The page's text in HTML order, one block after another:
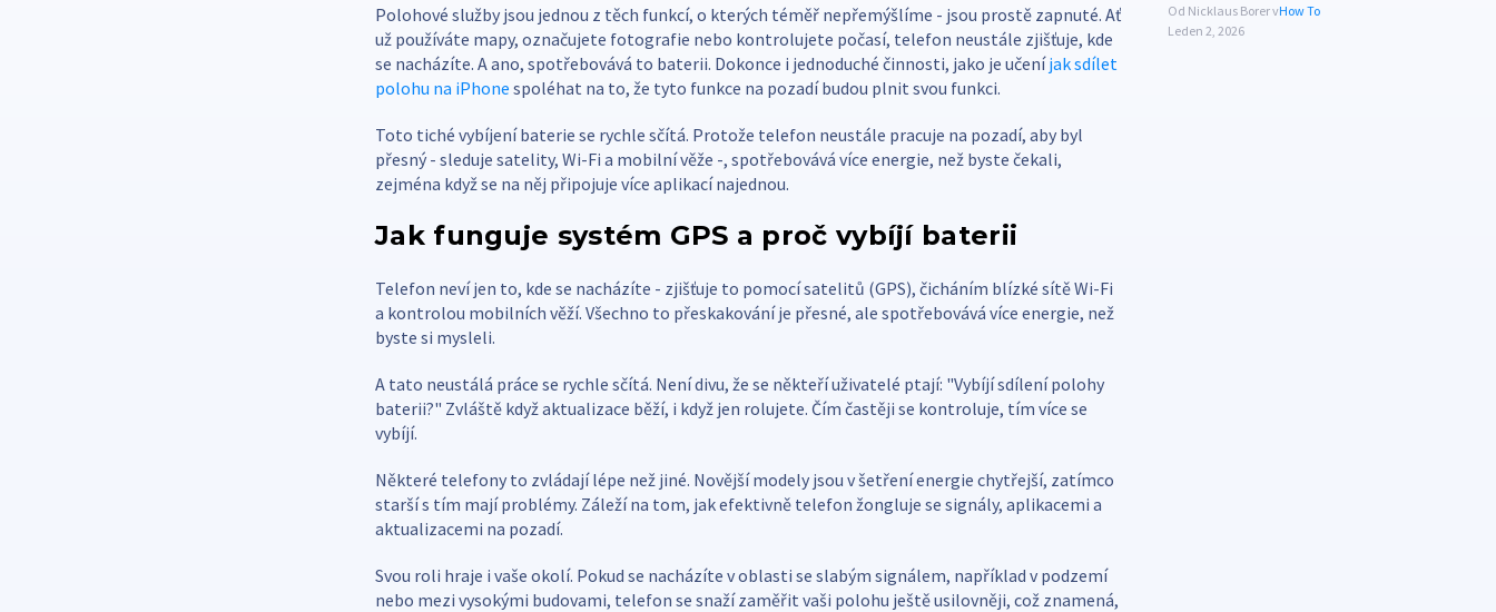
Polohové služby jsou jednou z těch funkcí, o kterých téměř nepřemýšlíme - jsou prostě zapnuté. Ať
už používáte mapy, označujete fotografie nebo kontrolujete počasí, telefon neustále zjišťuje, kde
se nacházíte. A ano, spotřebovává to baterii. Dokonce i jednoduché činnosti, jako je učeníjak sdílet
polohu na iPhone spoléhat na to, že tyto funkce na pozadí budou plnit svou funkci.
Toto tiché vybíjení baterie se rychle sčítá. Protože telefon neustále pracuje na pozadí, aby byl
přesný - sleduje satelity, Wi-Fi a mobilní věže -, spotřebovává více energie, než byste čekali,
zejména když se na něj připojuje více aplikací najednou.
Jak funguje systém GPS a proč vybíjí baterii
Telefon neví jen to, kde se nacházíte - zjišťuje to pomocí satelitů (GPS), čicháním blízké sítě Wi-Fi
a kontrolou mobilních věží. Všechno to přeskakování je přesné, ale spotřebovává více energie, než
byste si mysleli.
A tato neustálá práce se rychle sčítá. Není divu, že se někteří uživatelé ptají: "Vybíjí sdílení polohy
baterii?" Zvláště když aktualizace běží, i když jen rolujete. Čím častěji se kontroluje, tím více se
vybíjí.
Některé telefony to zvládají lépe než jiné. Novější modely jsou v šetření energie chytřejší, zatímco
starší s tím mají problémy. Záleží na tom, jak efektivně telefon žongluje se signály, aplikacemi a
aktualizacemi na pozadí.
Svou roli hraje i vaše okolí. Pokud se nacházíte v oblasti se slabým signálem, například v podzemí
nebo mezi vysokými budovami, telefon se snaží zaměřit vaši polohu ještě usilovněji, což znamená,
Od Nicklaus Borer vHow To
Leden 2, 2026